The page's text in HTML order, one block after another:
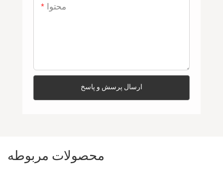
محتوا
ارسال پرسش و پاسخ
محصولات مربوطه